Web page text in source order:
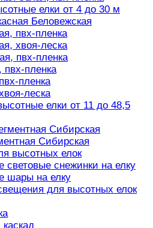
елки от 4 до 30 м
Беловежская
пвх-пленка
хвоя-леска
пвх-пленка
пвх-пленка
пленка
леска
елки от 11 до 48,5
Сибирская
Сибирская
высотных елок
световые снежинки на елку
шары на елку
для высотных елок